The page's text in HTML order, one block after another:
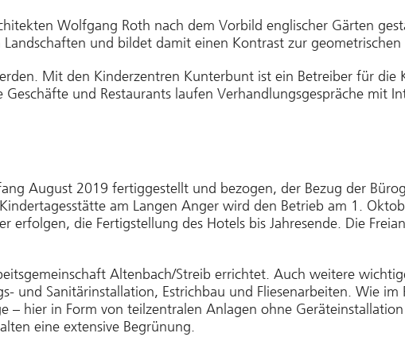
Wolfgang Roth nach dem Vorbild englischer Gärten
und bildet damit einen Kontrast zur
Mit den Kinderzentren Kunterbunt ist ein Betreiber für die
und Restaurants laufen Verhandlungsgespräche mit
August 2019 fertiggestellt und bezogen, der Bezug der
am Langen Anger wird den Betrieb am 1.
erfolgen, die Fertigstellung des Hotels bis Jahresende. Die
Altenbach/Streib errichtet. Auch weitere
und Sanitärinstallation, Estrichbau und Fliesenarbeiten. Wie im
hier in Form von teilzentralen Anlagen ohne
eine extensive Begrünung.